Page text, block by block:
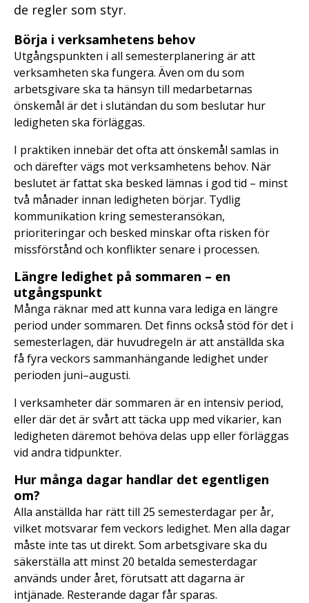
de regler som styr.
Börja i verksamhetens behov
Utgångspunkten i all semesterplanering är att
verksamheten ska fungera. Även om du som
arbetsgivare ska ta hänsyn till medarbetarnas
önskemål är det i slutändan du som beslutar hur
ledigheten ska förläggas.
I praktiken innebär det ofta att önskemål samlas in
och därefter vägs mot verksamhetens behov. När
beslutet är fattat ska besked lämnas i god tid – minst
två månader innan ledigheten börjar. Tydlig
kommunikation kring semesteransökan,
prioriteringar och besked minskar ofta risken för
missförstånd och konflikter senare i processen.
Längre ledighet på sommaren – en
utgångspunkt
Många räknar med att kunna vara lediga en längre
period under sommaren. Det finns också stöd för det i
semesterlagen, där huvudregeln är att anställda ska
få fyra veckors sammanhängande ledighet under
perioden juni–augusti.
I verksamheter där sommaren är en intensiv period,
eller där det är svårt att täcka upp med vikarier, kan
ledigheten däremot behöva delas upp eller förläggas
vid andra tidpunkter.
Hur många dagar handlar det egentligen
om?
Alla anställda har rätt till 25 semesterdagar per år,
vilket motsvarar fem veckors ledighet. Men alla dagar
måste inte tas ut direkt. Som arbetsgivare ska du
säkerställa att minst 20 betalda semesterdagar
används under året, förutsatt att dagarna är
intjänade. Resterande dagar får sparas.